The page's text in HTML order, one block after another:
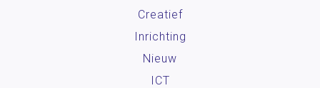
Creatief
Inrichting
Nieuw
ICT